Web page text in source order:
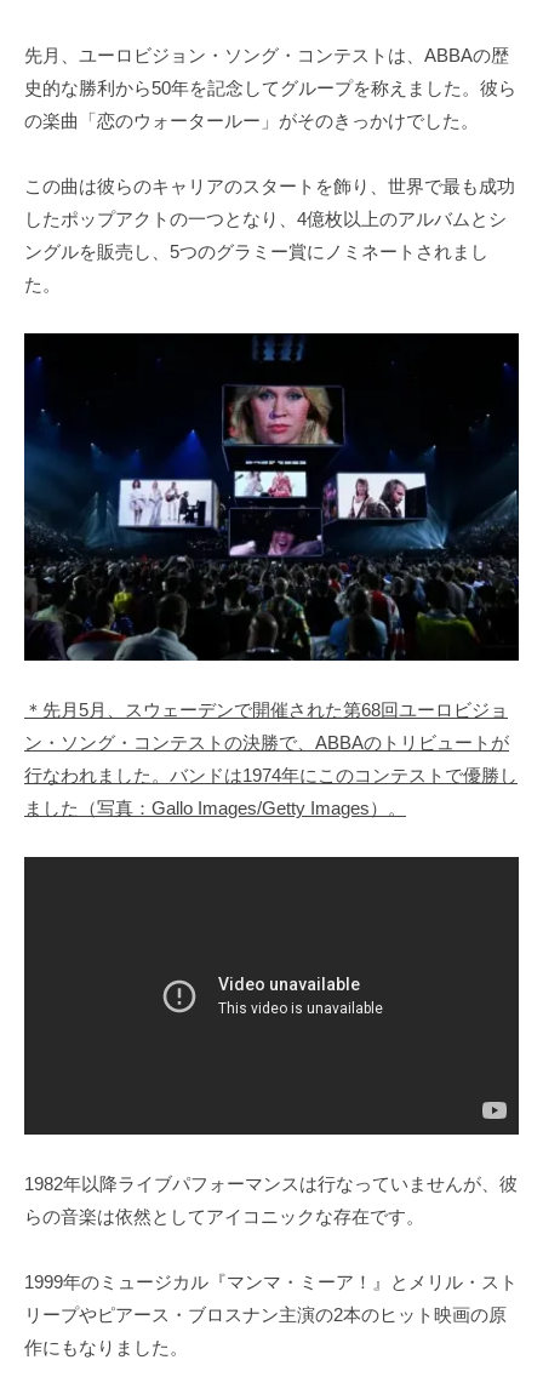
先月、ユーロビジョン・ソング・コンテストは、ABBAの歴
史的な勝利から50年を記念してグループを称えました。彼ら
の楽曲「恋のウォータールー」がそのきっかけでした。
この曲は彼らのキャリアのスタートを飾り、世界で最も成功
したポップアクトの一つとなり、4億枚以上のアルバムとシ
ングルを販売し、5つのグラミー賞にノミネートされまし
た。
＊先月5月、スウェーデンで開催された第68回ユーロビジョ
ン・ソング・コンテストの決勝で、ABBAのトリビュートが
行なわれました。バンドは1974年にこのコンテストで優勝し
ました（写真：Gallo Images/Getty Images）。
1982年以降ライブパフォーマンスは行なっていませんが、彼
らの音楽は依然としてアイコニックな存在です。
1999年のミュージカル『マンマ・ミーア！』とメリル・スト
リープやピアース・ブロスナン主演の2本のヒット映画の原
作にもなりました。